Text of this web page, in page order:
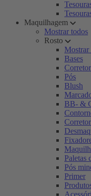
Maquilhagem
Mostrar todos
Rosto
Mostrar
Bases
Pós
Blush
BB- &
Paletas
Pós
Primer